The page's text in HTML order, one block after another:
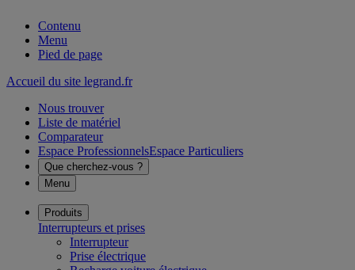
Contenu
Menu
Pied de page
Accueil du site legrand.fr
Nous trouver
Liste de matériel
Comparateur
Espace ProfessionnelsEspace Particuliers
Que cherchez-vous ?
Menu
Produits
Interrupteurs et prises
Interrupteur
Prise électrique